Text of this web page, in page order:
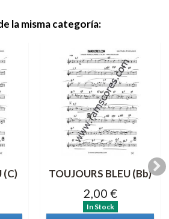
la misma categoría:
(C) TOUJOURS BLEU (Bb)
2,00 €
In Stock